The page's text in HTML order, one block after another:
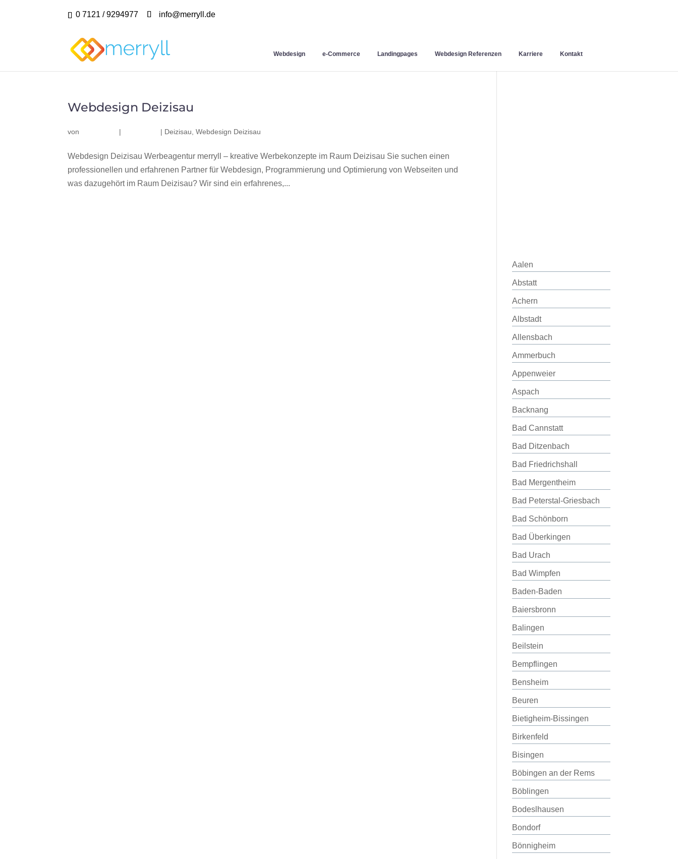
0 7121 / 9294977 info@merryll.de
Webdesign e-Commerce Landingpages Webdesign Referenzen Karriere Kontakt
Webdesign Deizisau
von | | Deizisau ,Webdesign Deizisau
Webdesign Deizisau Werbeagentur merryll – kreative Werbekonzepte im Raum Deizisau Sie suchen einen
professionellen und erfahrenen Partner für Webdesign, Programmierung und Optimierung von Webseiten und
was dazugehört im Raum Deizisau? Wir sind ein erfahrenes,...
Aalen
Abstatt
Achern
Albstadt
Allensbach
Ammerbuch
Appenweier
Aspach
Backnang
Bad Cannstatt
Bad Ditzenbach
Bad Friedrichshall
Bad Mergentheim
Bad Peterstal-Griesbach
Bad Schönborn
Bad Überkingen
Bad Urach
Bad Wimpfen
Baden-Baden
Baiersbronn
Balingen
Beilstein
Bempflingen
Bensheim
Beuren
Bietigheim-Bissingen
Birkenfeld
Bisingen
Böbingen an der Rems
Böblingen
Bodeslhausen
Bondorf
Bönnigheim